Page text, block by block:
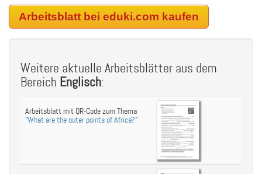
Arbeitsblatt bei eduki.com kaufen
Weitere aktuelle Arbeitsblätter aus dem
Bereich Englisch:
Arbeitsblatt mit QR-Code zum Thema
"What are the outer points of Africa?"